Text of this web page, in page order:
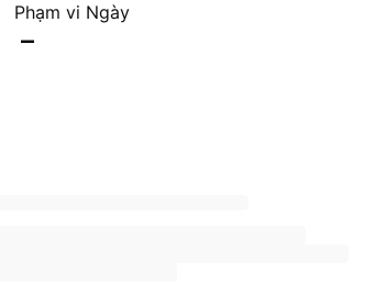
Phạm vi Ngày
–